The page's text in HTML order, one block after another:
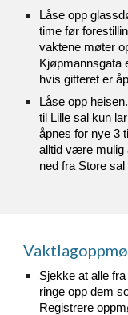
Låse opp
time før
vaktene møter
Kjøpmannsgata
hvis gitteret er
Låse opp
til Lille sal kun
åpnes for nye 3
alltid være mulig
ned fra Store
Sjekke at alle
ringe opp dem
Registrere